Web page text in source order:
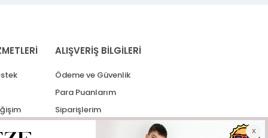
ALIŞVERİŞ BİLGİLERİ
Ödeme ve Güvenlik
Para Puanlarım
Siparişlerim